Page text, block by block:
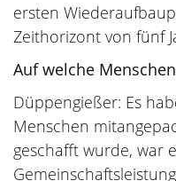
ersten
Zeithorizont von fünf
Auf welche
Düppengießer: Es
Menschen
geschafft wurde, war